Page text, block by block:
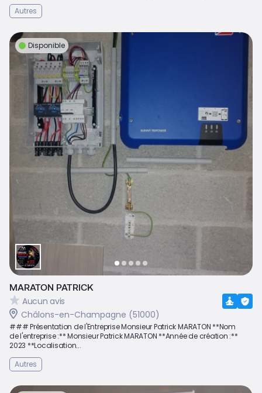
Autres
Disponible
MARATON PATRICK
Aucun avis
Châlons-en-Champagne (51000)
### Présentation de l'Entreprise Monsieur Patrick MARATON **Nom
de l'entreprise :** Monsieur Patrick MARATON **Année de création :**
2023 **Localisation...
Autres